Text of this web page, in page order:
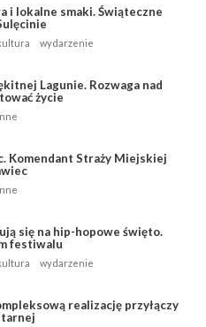
i lokalne smaki. Świąteczne
wydarzenie
Lagunie. Rozwaga nad
życie
Komendant Straży Miejskiej
się na hip-hopowe święto.
festiwalu
wydarzenie
realizację przyłączy